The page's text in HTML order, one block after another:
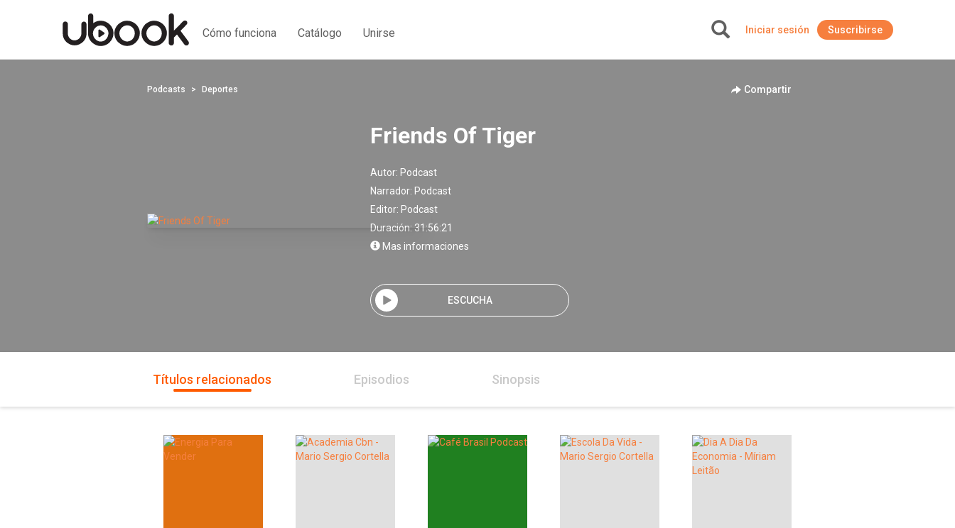
Cómo funciona Catálogo Unirse Iniciar sesión Suscribirse
Podcasts Deportes Compartir
Friends Of Tiger
Autor: Podcast
Narrador: Podcast
Editor: Podcast
Duración: 31:56:21
Mas informaciones
ESCUCHA
Títulos relacionados Episodios Sinopsis